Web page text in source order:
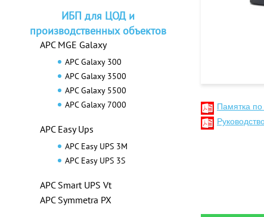
ИБП для ЦОД и
производственных объектов
APC MGE Galaxy
APC Galaxy 300
APC Galaxy 3500
APC Galaxy 5500
APC Galaxy 7000
APC Easy Ups
APC Easy UPS 3M
APC Easy UPS 3S
APC Smart UPS Vt
APC Symmetra PX
Памятка